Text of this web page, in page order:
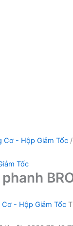
Cơ - Hộp Giảm Tốc
Tốc
- Hộp Giảm Tốc